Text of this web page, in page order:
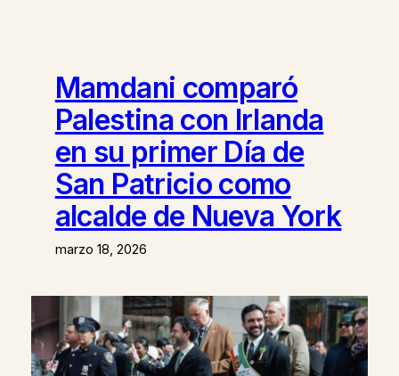
Mamdani comparó
Palestina con Irlanda
en su primer Día de
San Patricio como
alcalde de Nueva York
marzo 18, 2026